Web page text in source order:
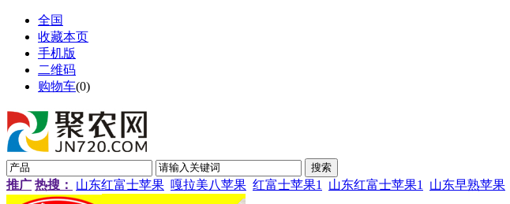
全国
收藏本页
手机版
二维码
购物车(0)
推广 热搜： 山东红富士苹果 嘎拉美八苹果 红富士苹果1 山东红富士苹果1 山东早熟苹果